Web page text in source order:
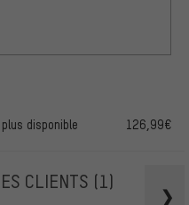
disponible 126,99€
CLIENTS (1)